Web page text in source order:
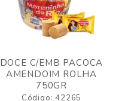
DOCE C/EMB PACOCA
AMENDOIM ROLHA
750GR
Código: 42265